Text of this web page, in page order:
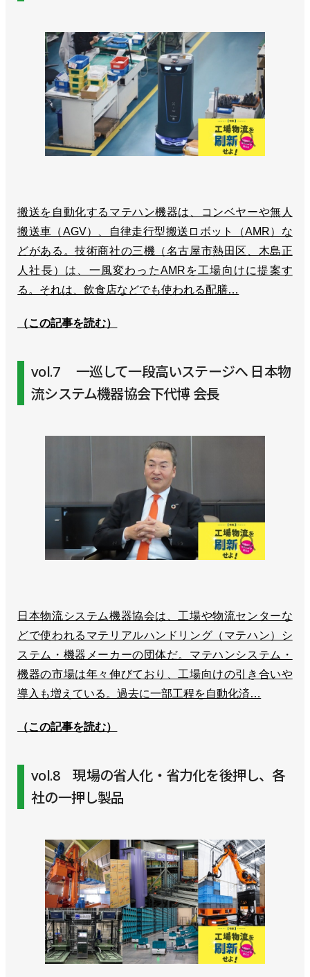
搬送を自動化するマテハン機器は、コンベヤーや無人
搬送車（AGV）、自律走行型搬送ロボット（AMR）な
どがある。技術商社の三機（名古屋市熱田区、木島正
人社長）は、一風変わったAMRを工場向けに提案す
る。それは、飲食店などでも使われる配膳…
（この記事を読む）
vol.7 一巡して一段高いステージへ 日本物
流システム機器協会下代博 会長
日本物流システム機器協会は、工場や物流センターな
どで使われるマテリアルハンドリング（マテハン）シ
ステム・機器メーカーの団体だ。マテハンシステム・
機器の市場は年々伸びており、工場向けの引き合いや
導入も増えている。過去に一部工程を自動化済…
（この記事を読む）
vol.8 現場の省人化・省力化を後押し、各
社の一押し製品